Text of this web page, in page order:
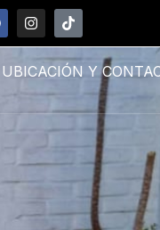
UBICACIÓN Y